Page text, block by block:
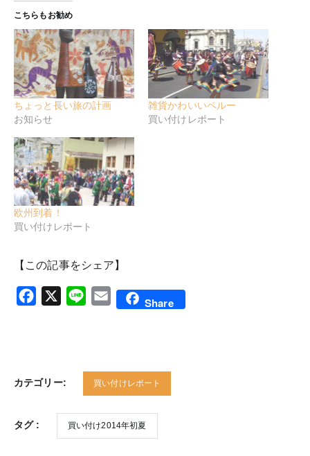
こちらもお勧め
ちょっと長い旅の計画
お知らせ
雑貨かわいいペルー
買い付けレポート
欧州到着！
買い付けレポート
【この記事をシェア】
Facebook
X Line Email Share
カテゴリー: 買い付けレポート
タグ : 買い付け2014年初夏